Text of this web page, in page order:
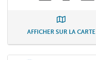
AFFICHER SUR LA CARTE